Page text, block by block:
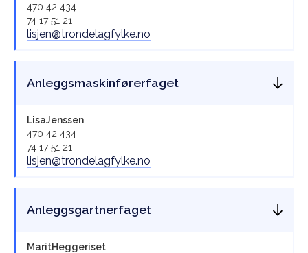
470 42 434
74 17 51 21
lisjen@trondelagfylke.no
Anleggsmaskinførerfaget
LisaJenssen
470 42 434
74 17 51 21
lisjen@trondelagfylke.no
Anleggsgartnerfaget
MaritHeggeriset